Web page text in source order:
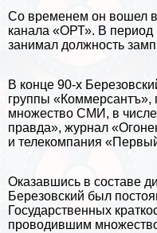
Со временем он вошел в
канала «ОРТ». В период
занимал должность
В конце 90-х
группы «Коммерсантъ»,
множество СМИ, в
правда», журнал
и телекомпания
Оказавшись в составе
Березовский был
Государственных
проводившим